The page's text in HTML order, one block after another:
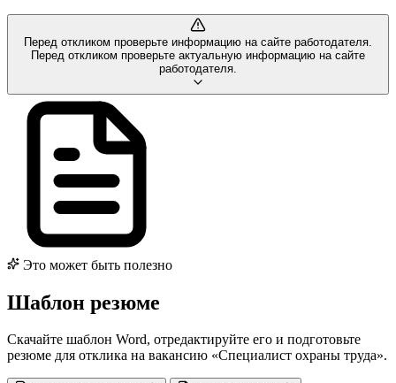
Перед откликом проверьте информацию на сайте работодателя.
Перед откликом проверьте актуальную информацию на сайте
работодателя.
Это может быть полезно
Шаблон резюме
Скачайте шаблон Word, отредактируйте его и подготовьте
резюме для отклика на вакансию «Специалист охраны труда».